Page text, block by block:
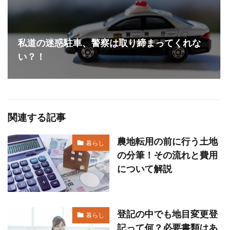
私道の迷惑駐車、警察は取り締まってくれな
い？！
関連する記事
暮らし
農地転用の前に行う土地
の分筆！その流れと費用
について解説
暮らし
登記の中でも地目変更登
記って何？必要書類はあ